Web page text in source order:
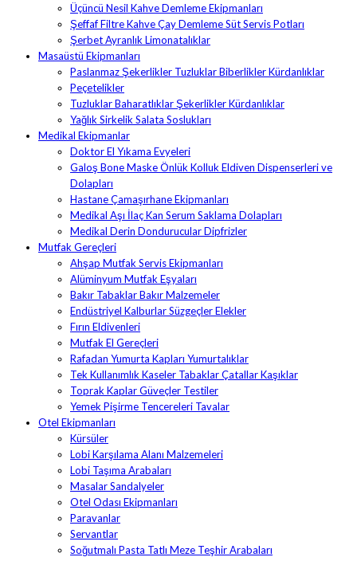
Üçüncü Nesil Kahve Demleme Ekipmanları
Şeffaf Filtre Kahve Çay Demleme Süt Servis Potları
Şerbet Ayranlık Limonatalıklar
Masaüstü Ekipmanları
Paslanmaz Şekerlikler Tuzluklar Biberlikler Kürdanlıklar
Peçetelikler
Tuzluklar Baharatlıklar Şekerlikler Kürdanlıklar
Yağlık Sirkelik Salata Soslukları
Medikal Ekipmanlar
Doktor El Yıkama Evyeleri
Galoş Bone Maske Önlük Kolluk Eldiven Dispenserleri ve
Dolapları
Hastane Çamaşırhane Ekipmanları
Medikal Aşı İlaç Kan Serum Saklama Dolapları
Medikal Derin Dondurucular Dipfrizler
Mutfak Gereçleri
Ahşap Mutfak Servis Ekipmanları
Alüminyum Mutfak Eşyaları
Bakır Tabaklar Bakır Malzemeler
Endüstriyel Kalburlar Süzgeçler Elekler
Fırın Eldivenleri
Mutfak El Gereçleri
Rafadan Yumurta Kapları Yumurtalıklar
Tek Kullanımlık Kaseler Tabaklar Çatallar Kaşıklar
Toprak Kaplar Güveçler Testiler
Yemek Pişirme Tencereleri Tavalar
Otel Ekipmanları
Kürsüler
Lobi Karşılama Alanı Malzemeleri
Lobi Taşıma Arabaları
Masalar Sandalyeler
Otel Odası Ekipmanları
Paravanlar
Servantlar
Soğutmalı Pasta Tatlı Meze Teşhir Arabaları